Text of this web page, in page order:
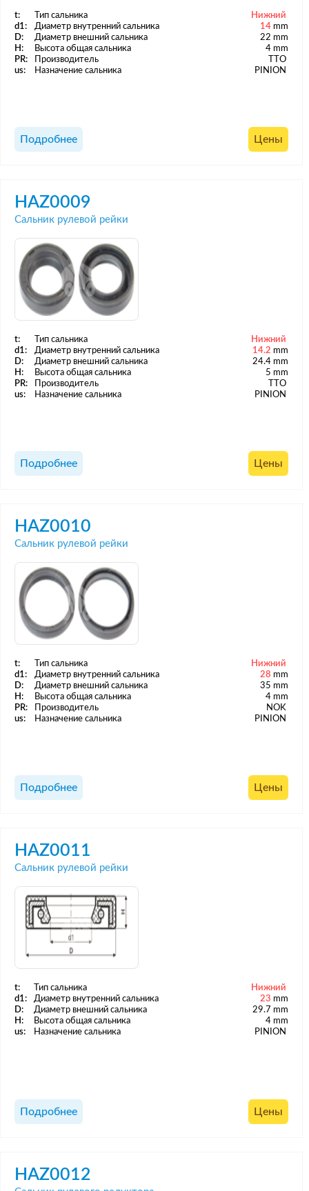
t: Тип сальника
Нижний
d1:
Диаметр внутренний сальника 14 mm
D:
Диаметр внешний сальника
22 mm
H:
Высота общая сальника
4 mm
PR:
Производитель
TTO
us:
Назначение сальника PINION
Подробнее Цены
HAZ0009
Сальник рулевой рейки
t: Тип сальника
Нижний
d1:
Диаметр внутренний сальника 14.2 mm
D:
Диаметр внешний сальника
24.4 mm
H:
Высота общая сальника
5 mm
PR:
Производитель
TTO
us:
Назначение сальника PINION
Подробнее Цены
HAZ0010
Сальник рулевой рейки
t: Тип сальника
Нижний
d1:
Диаметр внутренний сальника 28 mm
D:
Диаметр внешний сальника
35 mm
H:
Высота общая сальника
4 mm
PR:
Производитель
NOK
us:
Назначение сальника PINION
Подробнее Цены
HAZ0011
Сальник рулевой рейки
t: Тип сальника
Нижний
d1:
Диаметр внутренний сальника 23 mm
D:
Диаметр внешний сальника
29.7 mm
H:
Высота общая сальника
4 mm
us:
Назначение сальника PINION
Подробнее Цены
HAZ0012